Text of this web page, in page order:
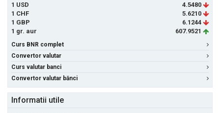
1 USD
4.5480
1 CHF
5.6210
1 GBP
6.1244
1 gr. aur
607.9521
Curs BNR complet
Convertor valutar
Curs valutar banci
Convertor valutar bănci
Informatii utile